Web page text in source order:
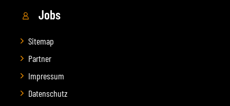
Jobs
Sitemap
Partner
Impressum
Datenschutz